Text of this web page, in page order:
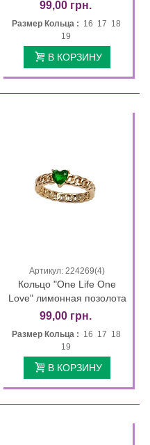
99,00 грн.
Размер Кольца : 16 17 18
19
В КОРЗИНУ
Артикул: 224269(4)
Кольцо "One Life One
Love" лимонная позолота
99,00 грн.
Размер Кольца : 16 17 18
19
В КОРЗИНУ